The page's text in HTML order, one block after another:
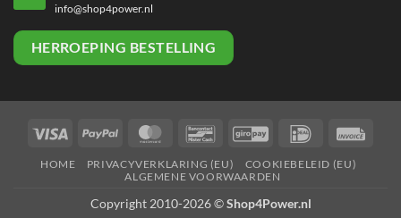
info@shop4power.nl
HERROEPING BESTELLING
Visa PayPal MasterCardBancontactGiroPay IDeal
HOME PRIVACYVERKLARING (EU)
COOKIEBELEID (EU)
ALGEMENE VOORWAARDEN
Copyright 2010-2026 ©Shop4Power.nl